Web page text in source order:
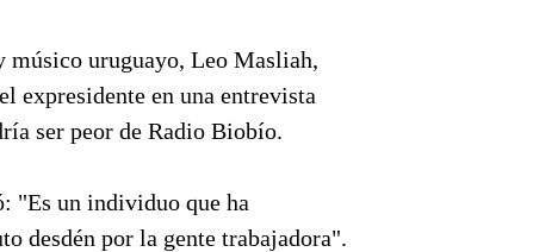
músico uruguayo, Leo Masliah,
expresidente en una entrevista
ser peor de Radio Biobío.
"Es un individuo que ha
desdén por la gente trabajadora".